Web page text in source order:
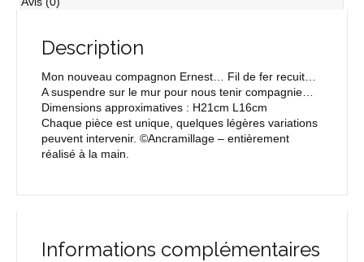
Description
Mon nouveau compagnon Ernest… Fil de fer recuit…
A suspendre sur le mur pour nous tenir compagnie…
Dimensions approximatives : H21cm L16cm
Chaque pièce est unique, quelques légères variations
peuvent intervenir. ©Ancramillage – entièrement
réalisé à la main.
Informations complémentaires